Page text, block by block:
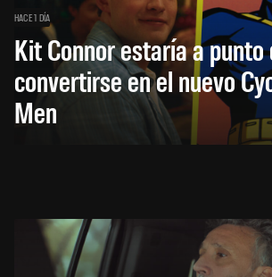
HACE 1 DÍA
Kit Connor estaría a punto
convertirse en el nuevo
Men